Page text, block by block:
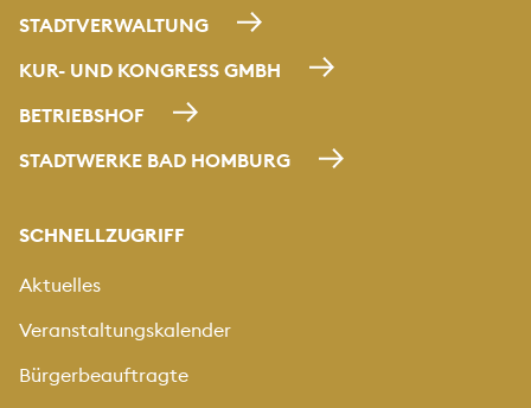
STADTVERWALTUNG
KUR- UND KONGRESS GMBH
BETRIEBSHOF
STADTWERKE BAD HOMBURG
SCHNELLZUGRIFF
Aktuelles
Veranstaltungskalender
Bürgerbeauftragte